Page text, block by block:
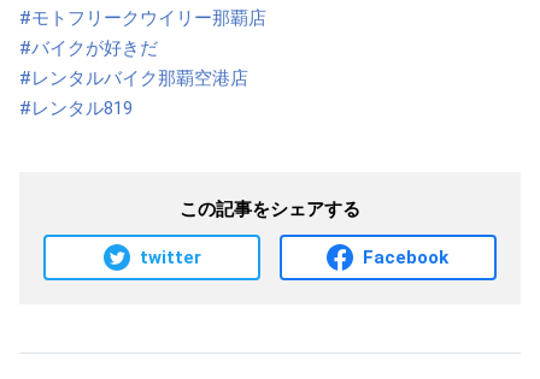
#モトフリークウイリー那覇店
#バイクが好きだ
#レンタルバイク那覇空港店
#レンタル819
この記事をシェアする
twitter Facebook